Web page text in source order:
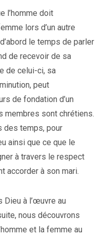
l’homme doit
lors d’un autre
le temps de parler
de recevoir de sa
de celui-ci, sa
peut
de fondation d’un
membres sont chrétiens.
des temps, pour
ainsi que ce que le
à travers le respect
accorder à son mari.
Dieu à l’œuvre au
nous découvrons
et la femme au